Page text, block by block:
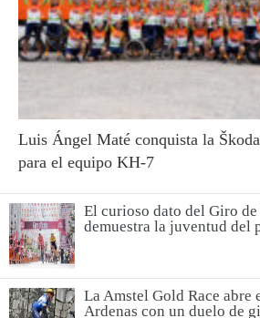
Luis Ángel Maté conquista la
para el equipo KH-7
El curioso dato del Giro
demuestra la juventud del
La Amstel Gold Race abre
Ardenas con un duelo de